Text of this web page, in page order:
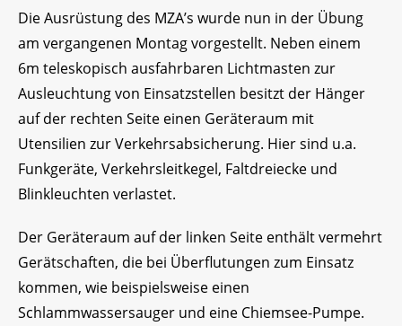
Die Ausrüstung des MZA’s wurde nun in der Übung
am vergangenen Montag vorgestellt. Neben einem
6m teleskopisch ausfahrbaren Lichtmasten zur
Ausleuchtung von Einsatzstellen besitzt der Hänger
auf der rechten Seite einen Geräteraum mit
Utensilien zur Verkehrsabsicherung. Hier sind u.a.
Funkgeräte, Verkehrsleitkegel, Faltdreiecke und
Blinkleuchten verlastet.
Der Geräteraum auf der linken Seite enthält vermehrt
Gerätschaften, die bei Überflutungen zum Einsatz
kommen, wie beispielsweise einen
Schlammwassersauger und eine Chiemsee-Pumpe.